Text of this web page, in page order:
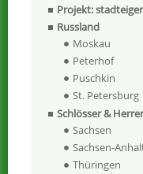
Projekt:
Russland
Moskau
Peterhof
Puschkin
St. Petersburg
Schlösser &
Sachsen
Sachsen-
Thüringen